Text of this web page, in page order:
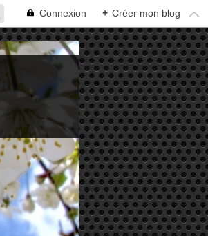
Connexion + Créer mon blog